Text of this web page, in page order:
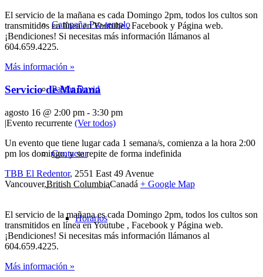
Campaña Pro-templo
Pastor David
Contactar
Horarios
El servicio de la mañana es cada Domingo 2pm, todos los cultos son
transmitidos en línea en Youtube , Facebook y Página web.
¡Bendiciones! Si necesitas más información llámanos al
604.659.4225.
Más información »
Servicio de Mañana
agosto 16 @ 2:00 pm - 3:30 pm
|Evento recurrente (Ver todos)
Un evento que tiene lugar cada 1 semana/s, comienza a la hora 2:00
pm los domingo, y se repite de forma indefinida
TBB El Redentor, 2551 East 49 Avenue
Vancouver,British ColumbiaCanadá + Google Map
El servicio de la mañana es cada Domingo 2pm, todos los cultos son
transmitidos en línea en Youtube , Facebook y Página web.
¡Bendiciones! Si necesitas más información llámanos al
604.659.4225.
Más información »